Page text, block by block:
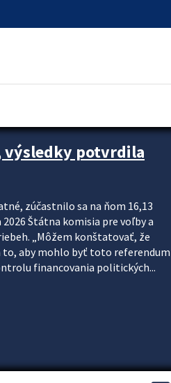
výsledky potvrdila
zúčastnilo sa na ňom 16,13
Štátna komisia pre voľby a
„Môžem konštatovať, že
to, aby mohlo byť toto referendum
financovania politických...